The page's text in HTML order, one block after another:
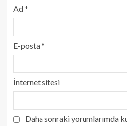
Ad*
E-posta*
İnternet sitesi
Daha sonraki yorumlarımda